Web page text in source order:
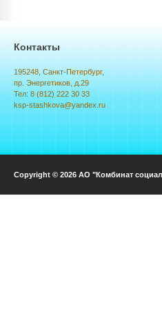
Контакты
195248, Санкт-Петербург,
пр. Энергетиков, д.29
Тел: 8 (812) 222 30 33
ksp-stashkova@yandex.ru
Copyright © 2026 АО "Комбинат